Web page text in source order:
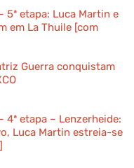
5ª etapa: Luca Martin e
em La Thuile [com
Guerra conquistam
4ª etapa – Lenzerheide:
Luca Martin estreia-se